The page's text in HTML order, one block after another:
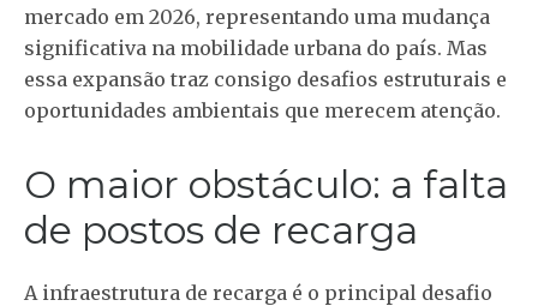
mercado em 2026, representando uma mudança
significativa na mobilidade urbana do país. Mas
essa expansão traz consigo desafios estruturais e
oportunidades ambientais que merecem atenção.
O maior obstáculo: a falta
de postos de recarga
A infraestrutura de recarga é o principal desafio